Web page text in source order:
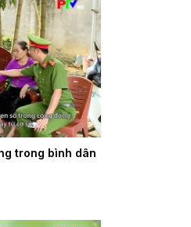
trong bình dân